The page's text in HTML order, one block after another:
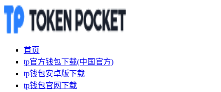
首页
tp官方钱包下载(中国官方)
tp钱包安卓版下载
tp钱包官网下载